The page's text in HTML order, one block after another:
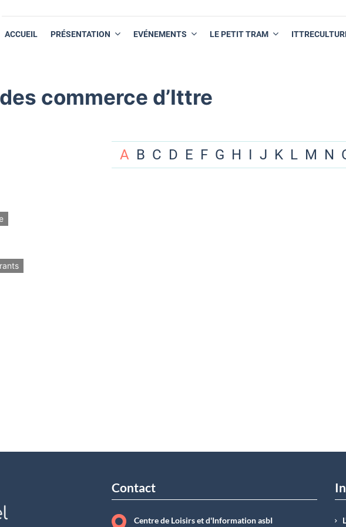
ACCUEIL PRÉSENTATION EVÉNEMENTS LE PETIT TRAM
commerce d’Ittre
A B C D E F G H I J K L M N
Contact
Centre de Loisirs et d'Information asbI